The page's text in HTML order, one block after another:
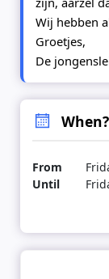
Wij hebben
Groetjes,
De
When?
From
Until